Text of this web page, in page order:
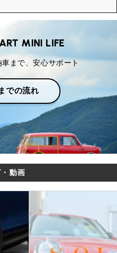
MINI LIFE
まで、安心サポート
での流れ
動画